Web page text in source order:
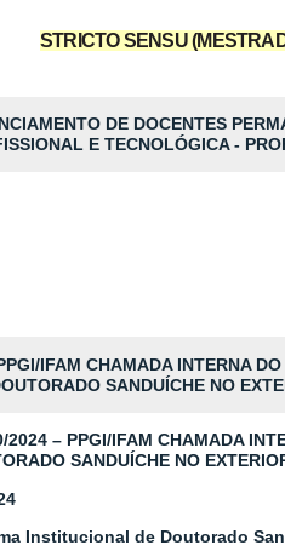
STRICTO SENSU
DE DOCENTES
E TECNOLÓGICA -
IFAM CHAMADA INTERNA
SANDUÍCHE NO
2024 – PPGI/IFAM CHAMADA
SANDUÍCHE NO
Institucional de Doutorado